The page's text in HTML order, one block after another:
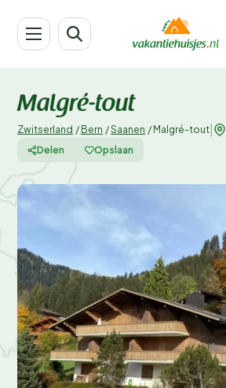
Malgré-tout
Zwitserland / Bern /Saanen / Malgré-tout
Delen Opslaan